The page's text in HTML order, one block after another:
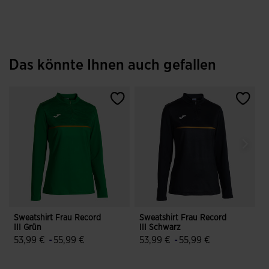
Das könnte Ihnen auch gefallen
Sweatshirt Frau Record
III Grün
53,99 € - 55,99 €
Sweatshirt Frau Record
III Schwarz
53,99 € - 55,99 €